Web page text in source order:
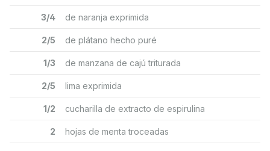
3/4 de naranja exprimida
2/5 de plátano hecho puré
1/3 de manzana de cajú triturada
2/5 lima exprimida
1/2 cucharilla de extracto de espirulina
2 hojas de menta troceadas